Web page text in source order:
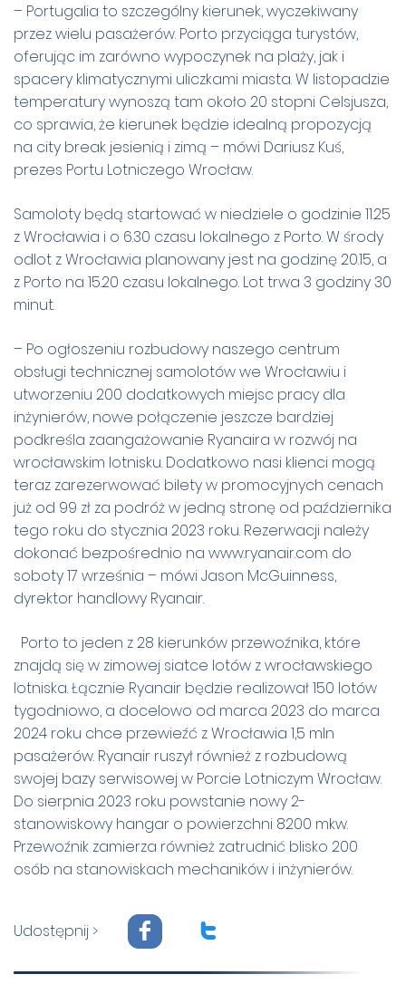
– Portugalia to szczególny kierunek, wyczekiwany
przez wielu pasażerów. Porto przyciąga turystów,
oferując im zarówno wypoczynek na plaży, jak i
spacery klimatycznymi uliczkami miasta. W listopadzie
temperatury wynoszą tam około 20 stopni Celsjusza,
co sprawia, że kierunek będzie idealną propozycją
na city break jesienią i zimą – mówi Dariusz Kuś,
prezes Portu Lotniczego Wrocław.
Samoloty będą startować w niedziele o godzinie 11.25
z Wrocławia i o 6.30 czasu lokalnego z Porto. W środy
odlot z Wrocławia planowany jest na godzinę 20.15, a
z Porto na 15.20 czasu lokalnego. Lot trwa 3 godziny 30
minut.
– Po ogłoszeniu rozbudowy naszego centrum
obsługi technicznej samolotów we Wrocławiu i
utworzeniu 200 dodatkowych miejsc pracy dla
inżynierów, nowe połączenie jeszcze bardziej
podkreśla zaangażowanie Ryanaira w rozwój na
wrocławskim lotnisku. Dodatkowo nasi klienci mogą
teraz zarezerwować bilety w promocyjnych cenach
już od 99 zł za podróż w jedną stronę od października
tego roku do stycznia 2023 roku. Rezerwacji należy
dokonać bezpośrednio na www.ryanair.com do
soboty 17 września – mówi Jason McGuinness,
dyrektor handlowy Ryanair.
Porto to jeden z 28 kierunków przewoźnika, które
znajdą się w zimowej siatce lotów z wrocławskiego
lotniska. Łącznie Ryanair będzie realizował 150 lotów
tygodniowo, a docelowo od marca 2023 do marca
2024 roku chce przewieźć z Wrocławia 1,5 mln
pasażerów. Ryanair ruszył również z rozbudową
swojej bazy serwisowej w Porcie Lotniczym Wrocław.
Do sierpnia 2023 roku powstanie nowy 2-
stanowiskowy hangar o powierzchni 8200 mkw.
Przewoźnik zamierza również zatrudnić blisko 200
osób na stanowiskach mechaników i inżynierów.
Udostępnij > F T